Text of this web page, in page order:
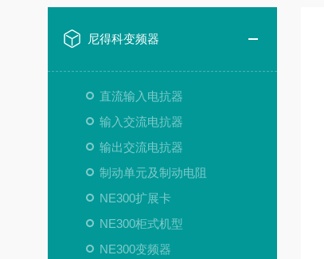
尼得科变频器
直流输入电抗器
输入交流电抗器
输出交流电抗器
制动单元及制动电阻
NE300扩展卡
NE300柜式机型
NE300变频器